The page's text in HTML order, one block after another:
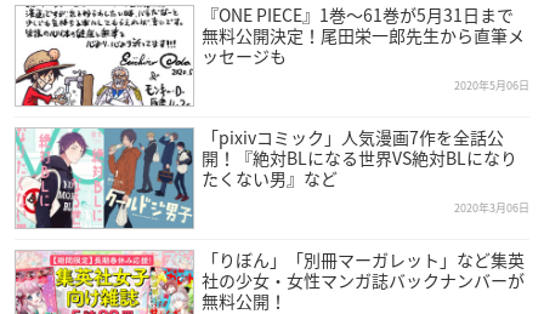
『ONE PIECE』1巻〜61巻が5月31日まで
無料公開決定！尾田栄一郎先生から直筆メ
ッセージも
2020年5月06日
「pixivコミック」人気漫画7作を全話公
開！『絶対BLになる世界VS絶対BLになり
たくない男』など
2020年3月06日
「りぼん」「別冊マーガレット」など集英
社の少女・女性マンガ誌バックナンバーが
無料公開！